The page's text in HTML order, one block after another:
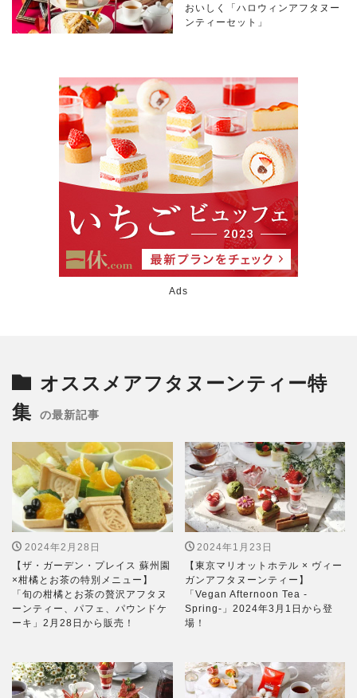
おいしく「ハロウィンアフタヌー
ンティーセット」
Ads
オススメアフタヌーンティー特
集
の最新記事
2024年2月28日
【ザ・ガーデン・プレイス 蘇州園
×柑橘とお茶の特別メニュー】
「旬の柑橘とお茶の贅沢アフタヌ
ーンティー、パフェ、パウンドケ
ーキ」2月28日から販売！
2024年1月23日
【東京マリオットホテル × ヴィー
ガンアフタヌーンティー】
「Vegan Afternoon Tea -
Spring-」2024年3月1日から登
場！